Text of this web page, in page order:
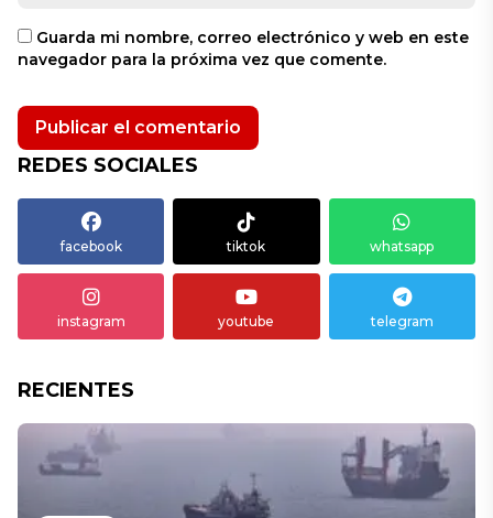
Guarda mi nombre, correo electrónico y web en este
navegador para la próxima vez que comente.
REDES SOCIALES
facebook tiktok whatsapp
instagram youtube telegram
RECIENTES